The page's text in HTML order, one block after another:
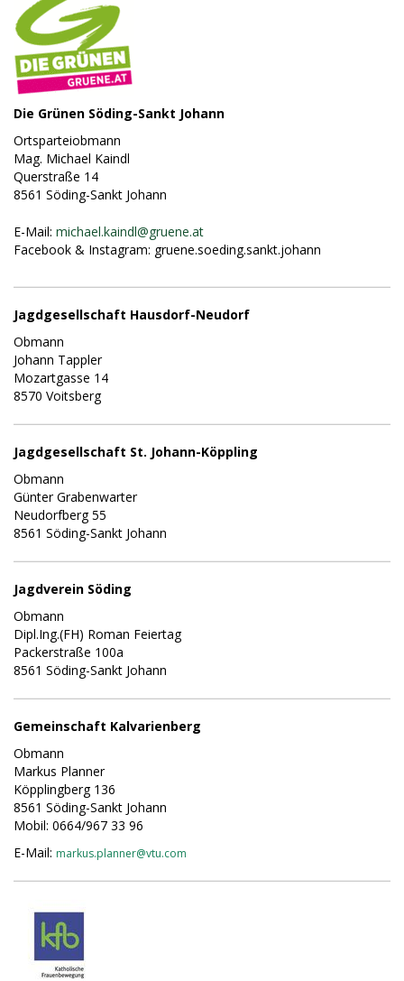
Die Grünen Söding-Sankt Johann
Ortsparteiobmann
Mag. Michael Kaindl
Querstraße 14
8561 Söding-Sankt Johann
E-Mail: michael.kaindl@gruene.at
Facebook & Instagram: gruene.soeding.sankt.johann
Jagdgesellschaft Hausdorf-Neudorf
Obmann
Johann Tappler
Mozartgasse 14
8570 Voitsberg
Jagdgesellschaft St. Johann-Köppling
Obmann
Günter Grabenwarter
Neudorfberg 55
8561 Söding-Sankt Johann
Jagdverein Söding
Obmann
Dipl.Ing.(FH) Roman Feiertag
Packerstraße 100a
8561 Söding-Sankt Johann
Gemeinschaft Kalvarienberg
Obmann
Markus Planner
Köpplingberg 136
8561 Söding-Sankt Johann
Mobil: 0664/967 33 96
E-Mail: markus.planner@vtu.com